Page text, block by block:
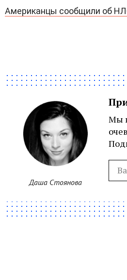
Американцы сообщили об
Даша Стоянова
Мы